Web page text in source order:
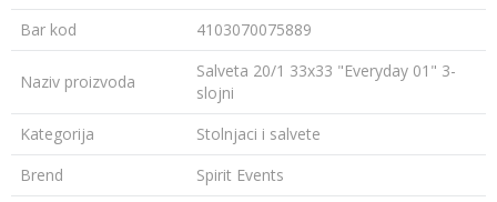
Bar kod
4103070075889
Naziv proizvoda
Salveta 20/1 33x33 "Everyday 01" 3-
slojni
Kategorija
Stolnjaci i salvete
Brend
Spirit Events